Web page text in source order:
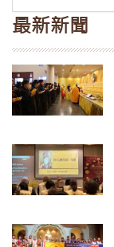
最新新聞